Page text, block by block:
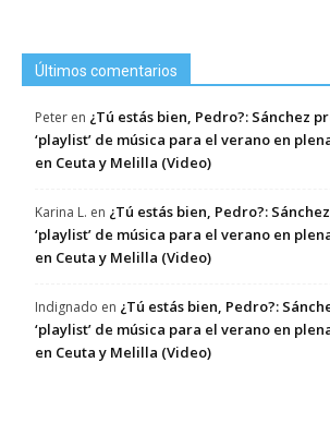
Últimos comentarios
Peter en ¿Tú estás bien, Pedro?: Sánchez
‘playlist’ de música para el verano en
en Ceuta y Melilla (Video)
Karina L. en ¿Tú estás bien, Pedro?:
‘playlist’ de música para el verano en
en Ceuta y Melilla (Video)
Indignado en ¿Tú estás bien, Pedro?:
‘playlist’ de música para el verano en
en Ceuta y Melilla (Video)